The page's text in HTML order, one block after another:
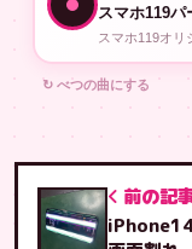
スマホ119パ
スマホ119オリ
↻ べつの曲にする
前の記